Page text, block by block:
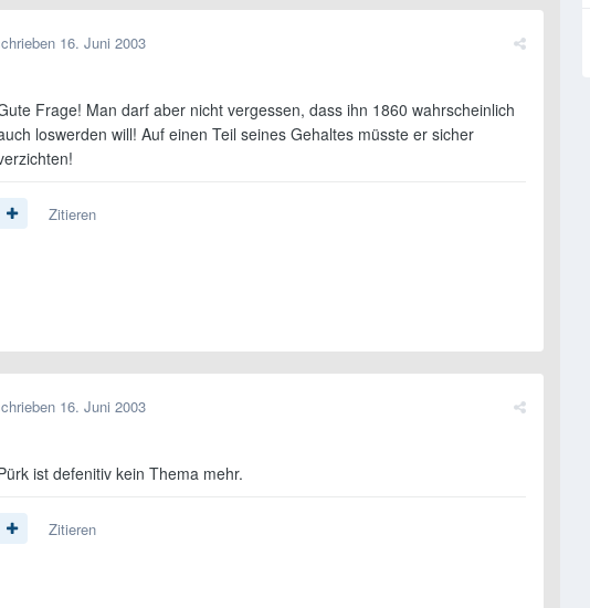
16. Juni 2003
Frage! Man darf aber nicht vergessen, dass ihn 1860 wahrscheinlich
loswerden will! Auf einen Teil seines Gehaltes müsste er sicher
Zitieren
16. Juni 2003
ist defenitiv kein Thema mehr.
Zitieren